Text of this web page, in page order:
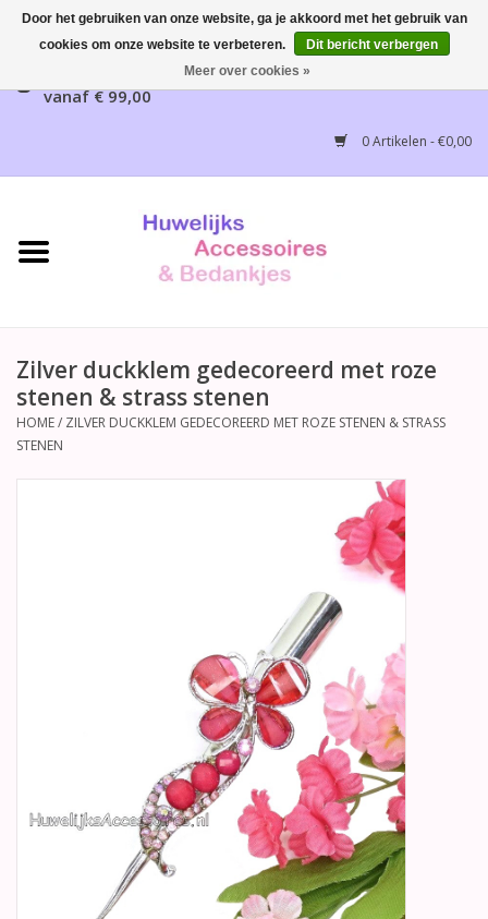
Gratis verzending mogelijk, NL vanaf € 65,00, België
vanaf € 99,00
0 Artikelen - €0,00
Home
Bruidsaccessoires
Huwelijksreceptie
Zilver duckklem gedecoreerd met roze
stenen & strass stenen
HOME/ ZILVER DUCKKLEM GEDECOREERD MET ROZE STENEN & STRASS
STENEN
Door het gebruiken van onze website, ga je akkoord met het gebruik van
cookies om onze website te verbeteren.
Dit bericht verbergen
Meer over cookies »